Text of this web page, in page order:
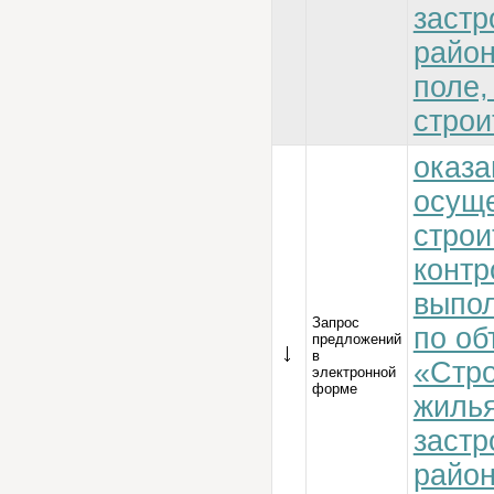
Запрос
предложений
в
электронной
форме
по